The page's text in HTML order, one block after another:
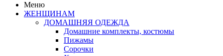
Меню
ЖЕНЩИНАМ
ДОМАШНЯЯ ОДЕЖДА
Домашние комплекты, костюмы
Пижамы
Сорочки